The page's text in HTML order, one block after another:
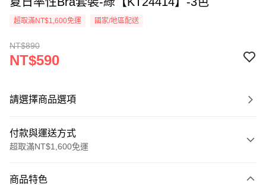
超取滿NT$1,600免運 國家/地區配送
NT$890
NT$590
請選擇商品選項
付款與運送方式
超取滿NT$1,600免運
商品特色